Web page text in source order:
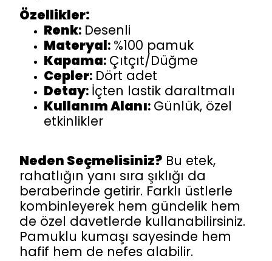
Özellikler:
Renk: Desenli
Materyal: %100 pamuk
Kapama: Çıtçıt/Düğme
Cepler: Dört adet
Detay: İçten lastik daraltmalı
KullanımAlanı: Günlük, özel
etkinlikler
Neden Seçmelisiniz? Bu etek,
rahatlığın yanı sıra şıklığı da
beraberinde getirir. Farklı üstlerle
kombinleyerek hem gündelik hem
de özel davetlerde kullanabilirsiniz.
Pamuklu kumaşı sayesinde hem
hafif hem de nefes alabilir.